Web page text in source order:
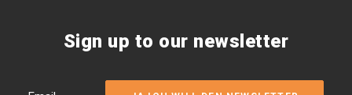
Sign up to our newsletter